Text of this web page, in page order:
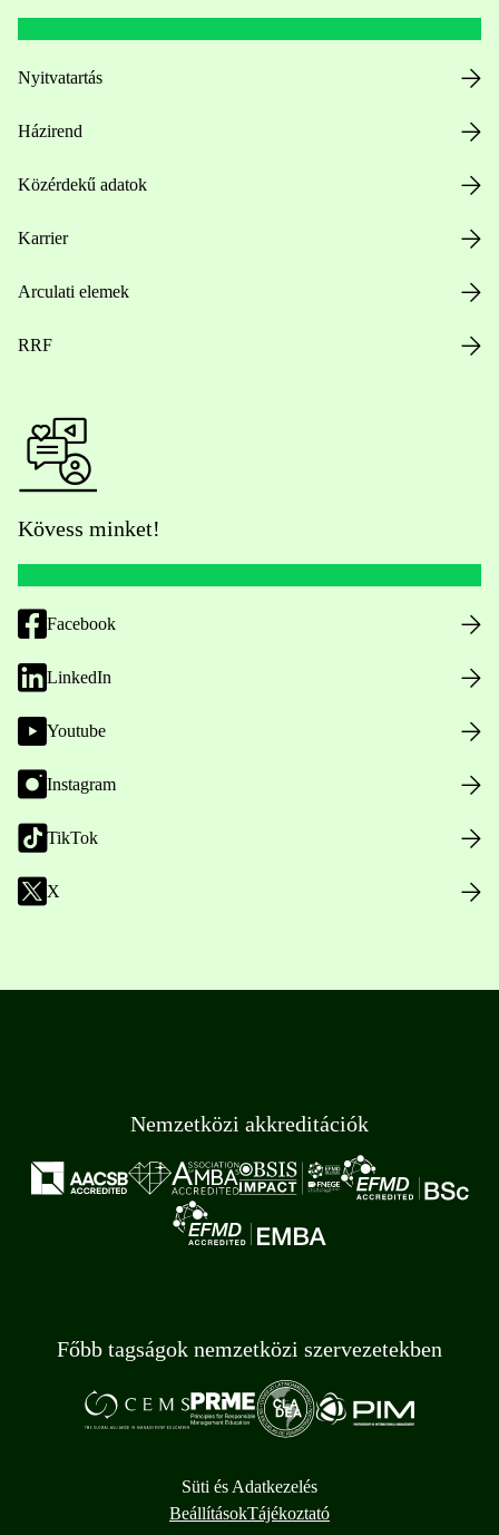
Nyitvatartás
Házirend
Közérdekű adatok
Karrier
Arculati elemek
RRF
Kövess minket!
Facebook
LinkedIn
Youtube
Instagram
TikTok
X
Nemzetközi akkreditációk
Főbb tagságok nemzetközi szervezetekben
Süti és Adatkezelés
BeállításokTájékoztató